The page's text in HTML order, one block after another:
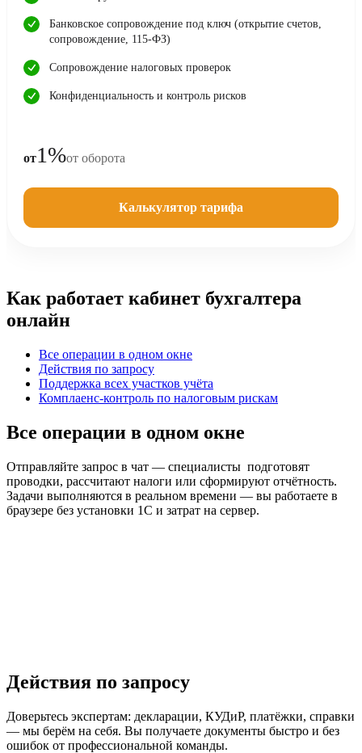
Банковское сопровождение под ключ (открытие счетов,
сопровождение, 115-ФЗ)
Сопровождение налоговых проверок
Конфиденциальность и контроль рисков
от1%от оборота
Калькулятор тарифа
Как работает кабинет бухгалтера
онлайн
Все операции в одном окне
Действия по запросу
Поддержка всех участков учёта
Комплаенс-контроль по налоговым рискам
Все операции в одном окне
Отправляйте запрос в чат — специалисты подготовят
проводки, рассчитают налоги или сформируют отчётность.
Задачи выполняются в реальном времени — вы работаете в
браузере без установки 1С и затрат на сервер.
Действия по запросу
Доверьтесь экспертам: декларации, КУДиР, платёжки, справки
— мы берём на себя. Вы получаете документы быстро и без
ошибок от профессиональной команды.